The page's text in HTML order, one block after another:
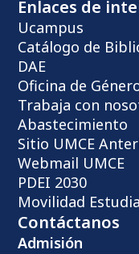
Enlaces de
Ucampus
Catálogo de
DAE
Oficina de
Trabaja con
Abastecimiento
Sitio UMCE
Webmail UMCE
PDEI 2030
Movilidad
Contáctanos
Admisión